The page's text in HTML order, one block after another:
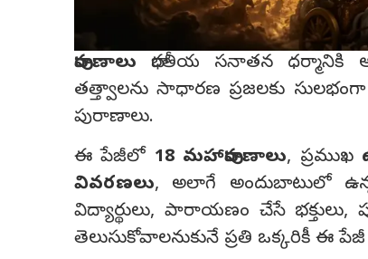
పురాణాలు భారతీయ సనాతన ధర్మానికి
తత్త్వాలను సాధారణ ప్రజలకు
పురాణాలు.
ఈ పేజీలో 18 మహాపురాణాలు, ప్రముఖ
వివరణలు, అలాగే అందుబాటులో
విద్యార్థులు, పారాయణం చేసే
తెలుసుకోవాలనుకునే ప్రతి ఒక్కరికీ ఈ